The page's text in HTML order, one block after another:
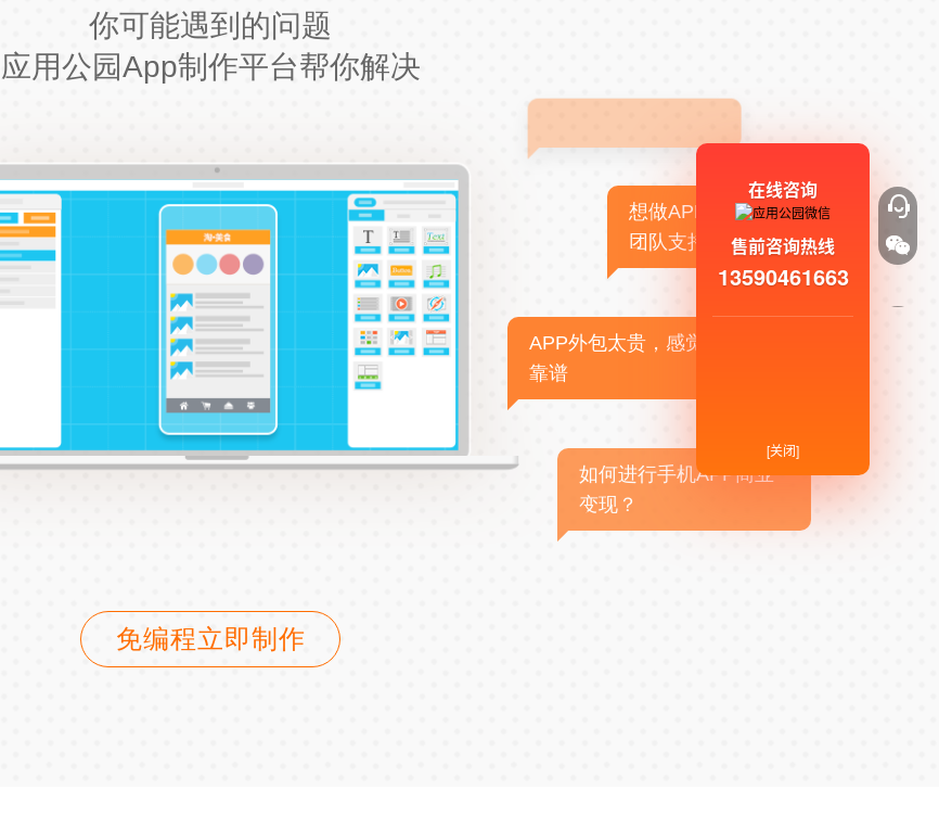
你可能遇到的问题
应用公园App制作平台帮你解决
想做APP，但没有技术
团队支持
APP外包太贵，感觉不
靠谱
如何进行手机APP商业
变现？
免编程立即制作
在线咨询
售前咨询热线
13590461663
[关闭]